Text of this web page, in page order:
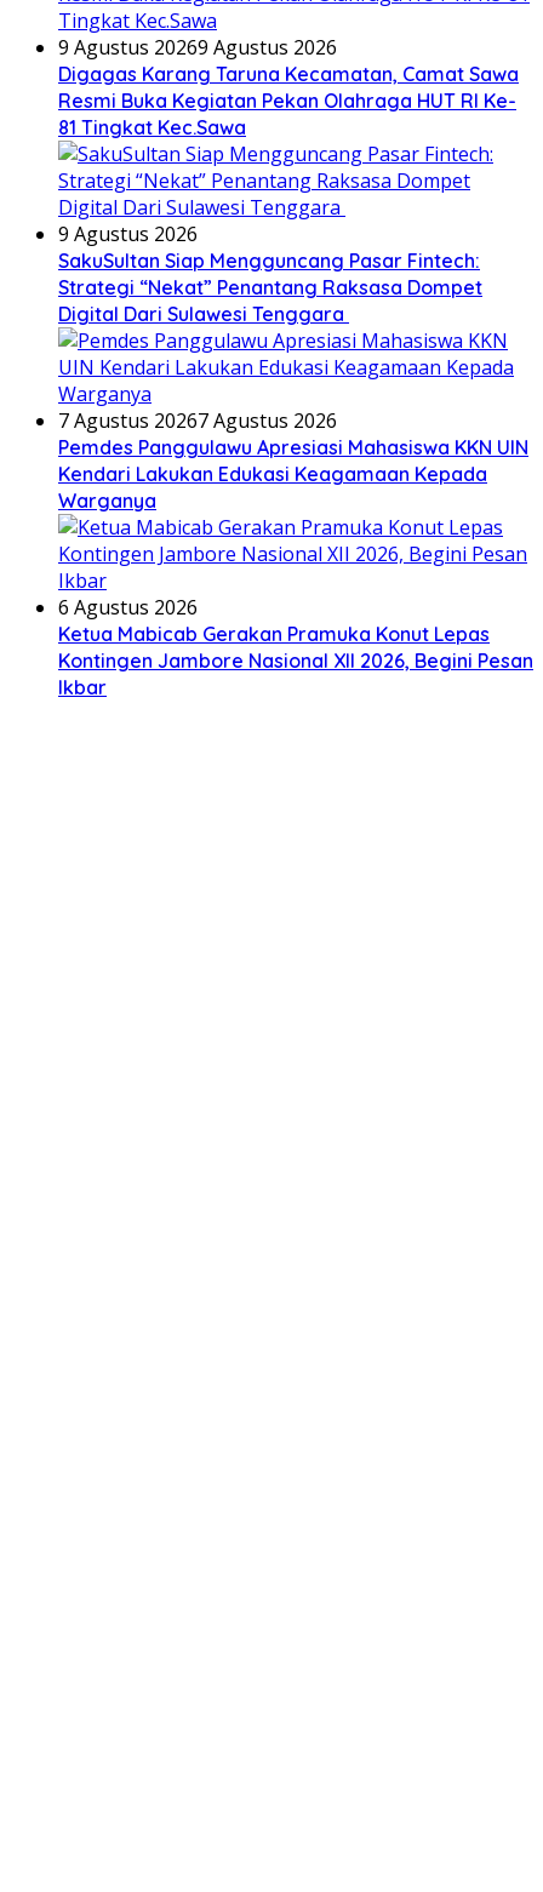
9 Agustus 20269 Agustus 2026
Digagas Karang Taruna Kecamatan, Camat Sawa
Resmi Buka Kegiatan Pekan Olahraga HUT RI Ke-
81 Tingkat Kec.Sawa
9 Agustus 2026
SakuSultan Siap Mengguncang Pasar Fintech:
Strategi “Nekat” Penantang Raksasa Dompet
Digital Dari Sulawesi Tenggara
7 Agustus 20267 Agustus 2026
Pemdes Panggulawu Apresiasi Mahasiswa KKN UIN
Kendari Lakukan Edukasi Keagamaan Kepada
Warganya
6 Agustus 2026
Ketua Mabicab Gerakan Pramuka Konut Lepas
Kontingen Jambore Nasional XII 2026, Begini Pesan
Ikbar